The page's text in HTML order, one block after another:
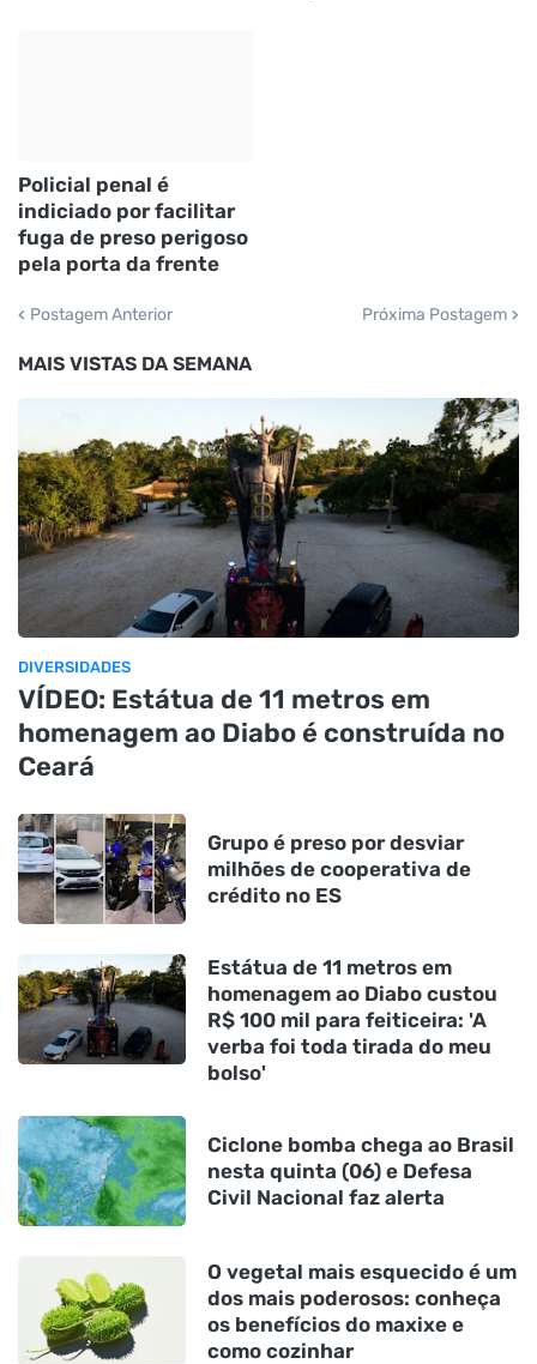
Policial penal é
indiciado por facilitar
fuga de preso perigoso
pela porta da frente
Postagem Anterior Próxima Postagem
MAIS VISTAS DA SEMANA
DIVERSIDADES
VÍDEO: Estátua de 11 metros em
homenagem ao Diabo é construída no
Ceará
Grupo é preso por desviar
milhões de cooperativa de
crédito no ES
Estátua de 11 metros em
homenagem ao Diabo custou
R$ 100 mil para feiticeira: 'A
verba foi toda tirada do meu
bolso'
Ciclone bomba chega ao Brasil
nesta quinta (06) e Defesa
Civil Nacional faz alerta
O vegetal mais esquecido é um
dos mais poderosos: conheça
os benefícios do maxixe e
como cozinhar